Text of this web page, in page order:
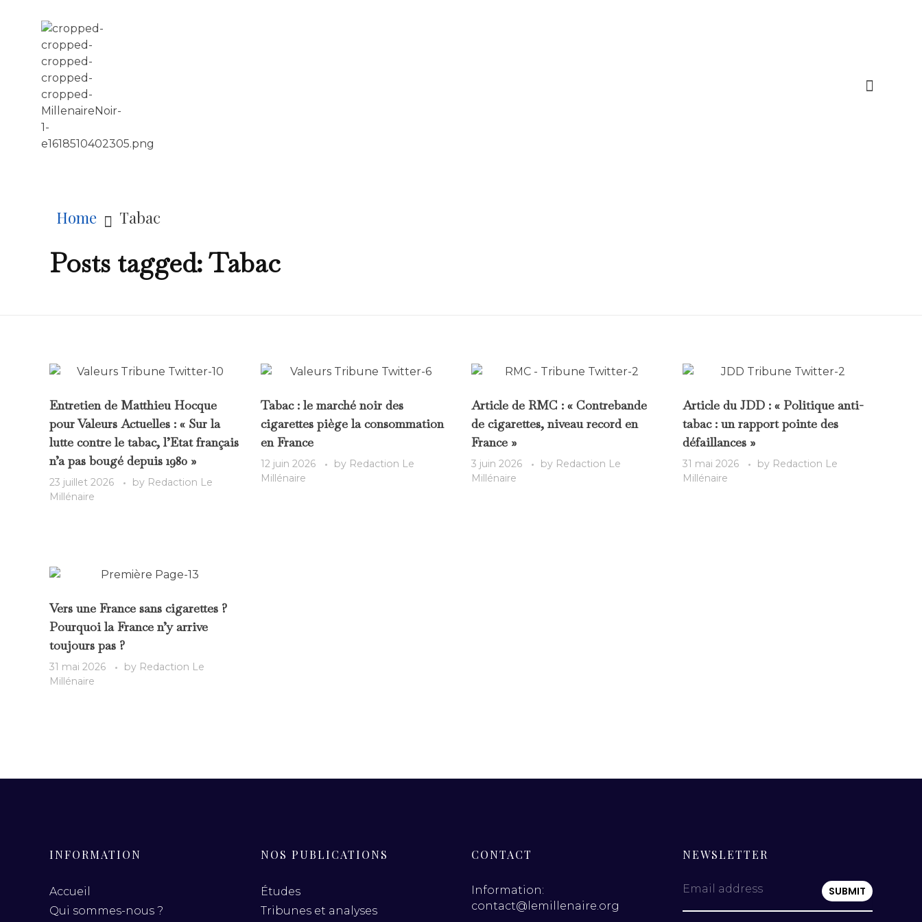
Home Tabac
Posts tagged: Tabac
Entretien de Matthieu Hocque
pour Valeurs Actuelles : « Sur la
lutte contre le tabac, l’Etat français
n’a pas bougé depuis 1980 »
23 juillet 2026 by Redaction Le
Millénaire
Tabac : le marché noir des
cigarettes piège la consommation
en France
12 juin 2026 by Redaction Le
Millénaire
Article de RMC : « Contrebande
de cigarettes, niveau record en
France »
3 juin 2026 by Redaction Le
Millénaire
Article du JDD : « Politique anti-
tabac : un rapport pointe des
défaillances »
31 mai 2026 by Redaction Le
Millénaire
Vers une France sans cigarettes ?
Pourquoi la France n’y arrive
toujours pas ?
31 mai 2026 by Redaction Le
Millénaire
INFORMATION
Accueil
Qui sommes-nous ?
NOS PUBLICATIONS
Études
Tribunes et analyses
CONTACT
Information:
contact@lemillenaire.org
NEWSLETTER
Email address